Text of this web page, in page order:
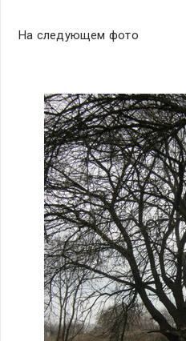
На следующем фото